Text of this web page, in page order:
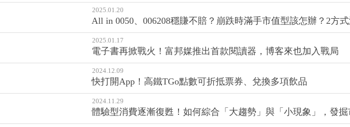
2025.01.20
All in 0050、006208穩賺不賠？崩跌時滿手市值型該怎辦？2方
2025.01.17
電子書再掀戰火！富邦媒推出首款閱讀器，博客來也加入戰局
2024.12.09
快打開App！高鐵TGo點數可折抵票券、兌換多項飲品
2024.11.29
體驗型消費逐漸復甦！如何綜合「大趨勢」與「小現象」，發掘